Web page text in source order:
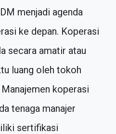
menjadi agenda
ke depan. Koperasi
secara amatir atau
luang oleh tokoh
koperasi
tenaga manajer
sertifikasi